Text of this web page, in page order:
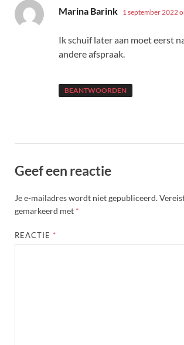
Marina Barink schreef:
1 september 2022
Ik schuif later aan moet eerst
andere afspraak.
BEANTWOORDEN
Geef een reactie
Je e-mailadres wordt niet gepubliceerd.
gemarkeerd met *
REACTIE *